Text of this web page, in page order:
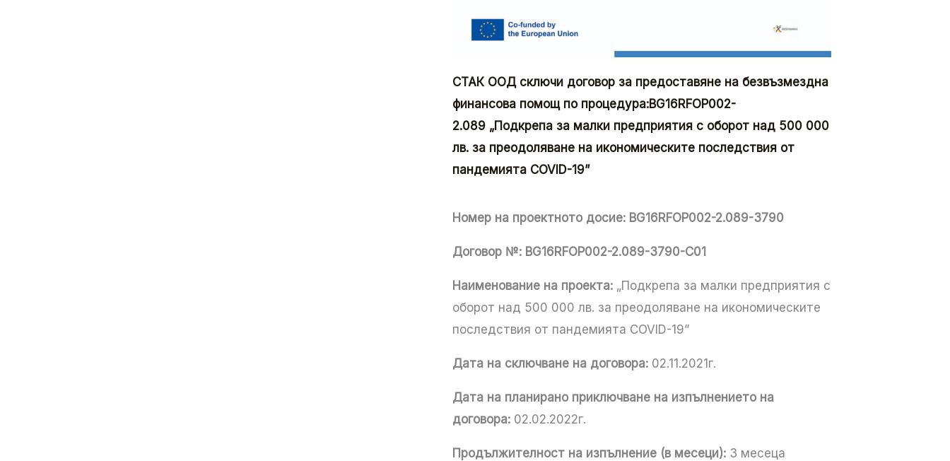
СТАК ООДсключи договор за предоставяне на безвъзмездна
финансова помощ по процедура:BG16RFOP002-
2.089 „Подкрепа за малки предприятия с оборот над 500 000
лв. за преодоляване на икономическите последствия от
пандемията COVID-19”
Номер на проектното досие: BG16RFOP002-2.089-3790
Договор №: BG16RFOP002-2.089-3790-C01
Наименование на проекта: „Подкрепа за малки предприятия с
оборот над 500 000 лв. за преодоляване на икономическите
последствия от пандемията COVID-19”
Дата на сключване на договора: 02.11.2021г.
Дата на планирано приключване на изпълнението на
договора: 02.02.2022г.
Продължителност на изпълнение (в месеци): 3 месеца